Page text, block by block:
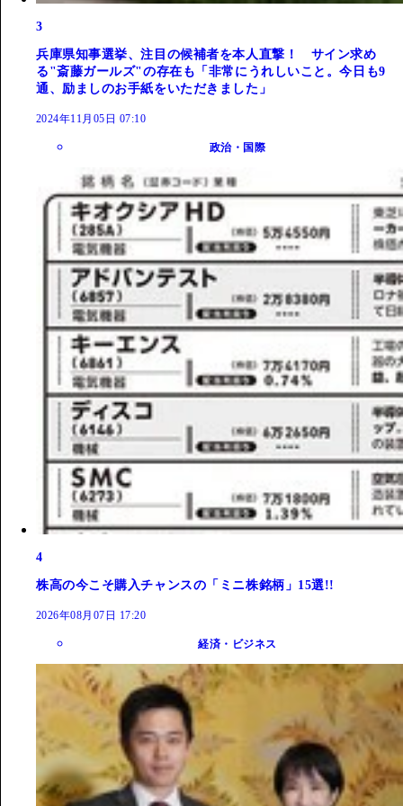
3
兵庫県知事選挙、注目の候補者を本人直撃！ サイン求め
る"斎藤ガールズ"の存在も「非常にうれしいこと。今日も9
通、励ましのお手紙をいただきました」
2024年11月05日 07:10
政治・国際
4
株高の今こそ購入チャンスの「ミニ株銘柄」15選!!
2026年08月07日 17:20
経済・ビジネス